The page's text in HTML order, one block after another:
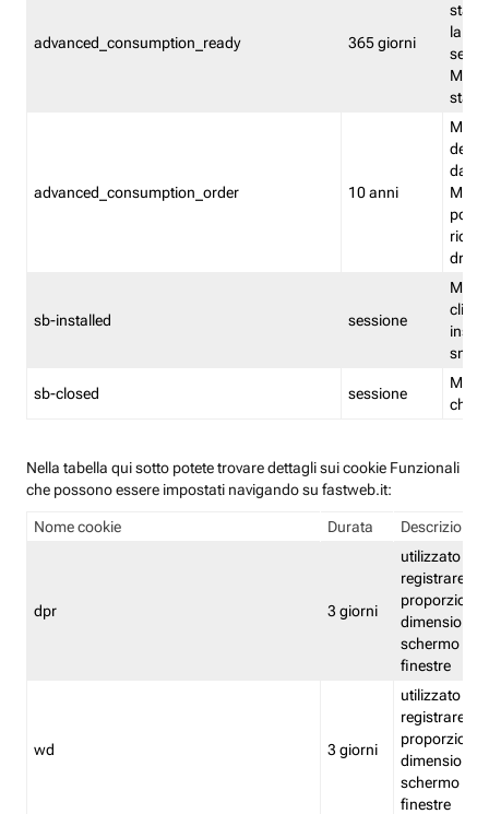
advanced_consumption_ready 365 giorni
stata
la
stato
advanced_consumption_order 10 anni
delle
sb-installed sessione
sb-closed sessione
Nella tabella qui sotto potete trovare dettagli sui cookie Funzionali
che possono essere impostati navigando su fastweb.it:
Nome cookie Durata Descrizione
dpr 3 giorni
utilizzato per
registrare le
proporzioni
dimensioni
schermo e
finestre
wd 3 giorni
utilizzato per
registrare le
proporzioni
dimensioni
schermo e
finestre